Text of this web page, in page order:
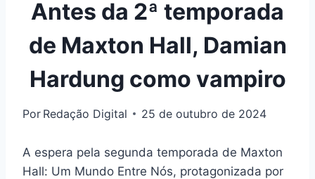
Antes da 2ª temporada
de Maxton Hall, Damian
Hardung como vampiro
Por Redação Digital 25 de outubro de 2024
A espera pela segunda temporada de Maxton
Hall: Um Mundo Entre Nós, protagonizada por